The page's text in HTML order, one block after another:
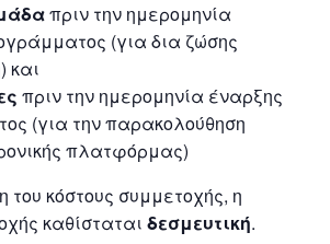
πριν την ημερομηνία
(για δια ζώσης
και
πριν την ημερομηνία έναρξης
(για την παρακολούθηση
πλατφόρμας)
του κόστους συμμετοχής, η
καθίσταται δεσμευτική.